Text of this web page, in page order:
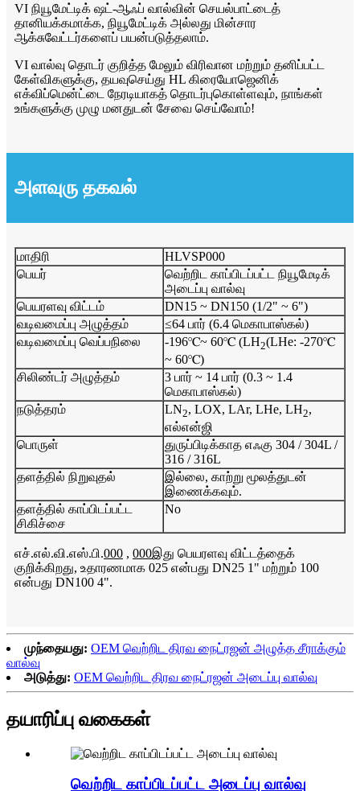
VI நியூமேட்டிக் ஷட்-ஆஃப் வால்வின் செயல்பாட்டைத்
தானியக்கமாக்க, நியூமேட்டிக் அல்லது மின்சார
ஆக்சுவேட்டர்களைப் பயன்படுத்தலாம்.
VI வால்வு தொடர் குறித்த மேலும் விரிவான மற்றும் தனிப்பட்ட
கேள்விகளுக்கு, தயவுசெய்து HL கிரையோஜெனிக்
எக்விப்மென்ட்டை நேரடியாகத் தொடர்புகொள்ளவும், நாங்கள்
உங்களுக்கு முழு மனதுடன் சேவை செய்வோம்!
அளவுரு தகவல்
மாதிரி
HLVSP000
பெயர்
வெற்றிட காப்பிடப்பட்ட நியூமேடிக்
அடைப்பு வால்வு
பெயரளவு விட்டம்
DN15 ~ DN150 (1/2" ~ 6")
வடிவமைப்பு அழுத்தம்
≤64 பார் (6.4 மெகாபாஸ்கல்)
வடிவமைப்பு வெப்பநிலை
-196℃~ 60℃ (LH2(LHe: -270℃
~ 60℃)
சிலிண்டர் அழுத்தம்
3 பார் ~ 14 பார் (0.3 ~ 1.4
மெகாபாஸ்கல்)
நடுத்தரம்
LN2, LOX, LAr, LHe, LH2,
எல்என்ஜி
பொருள்
துருப்பிடிக்காத எஃகு 304 / 304L /
316 / 316L
தளத்தில் நிறுவுதல்
இல்லை, காற்று மூலத்துடன்
இணைக்கவும்.
தளத்தில் காப்பிடப்பட்ட
சிகிச்சை
No
எச்.எல்.வி.எஸ்.பி.000 , 000இது பெயரளவு விட்டத்தைக்
குறிக்கிறது, உதாரணமாக 025 என்பது DN25 1" மற்றும் 100
என்பது DN100 4".
முந்தையது: OEM வெற்றிட திரவ நைட்ரஜன் அழுத்த சீராக்கும்
வால்வு
அடுத்து: OEM வெற்றிட திரவ நைட்ரஜன் அடைப்பு வால்வு
தயாரிப்பு வகைகள்
வெற்றிட காப்பிடப்பட்ட அடைப்பு வால்வு